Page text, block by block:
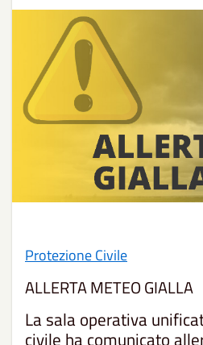
Protezione Civile
ALLERTA METEO GIALLA
La sala operativa
civile ha comunicato